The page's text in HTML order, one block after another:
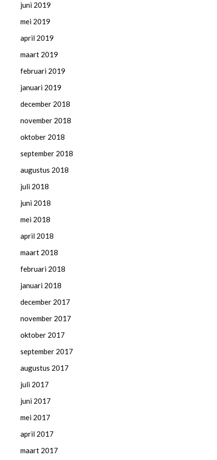
juni 2019
mei 2019
april 2019
maart 2019
februari 2019
januari 2019
december 2018
november 2018
oktober 2018
september 2018
augustus 2018
juli 2018
juni 2018
mei 2018
april 2018
maart 2018
februari 2018
januari 2018
december 2017
november 2017
oktober 2017
september 2017
augustus 2017
juli 2017
juni 2017
mei 2017
april 2017
maart 2017